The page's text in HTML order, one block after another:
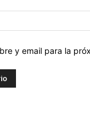
y email para la